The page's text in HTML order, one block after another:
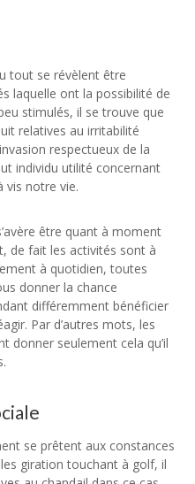
tout se révèlent être
laquelle ont la possibilité de
stimulés, il se trouve que
relatives au irritabilité
respectueux de la
individu utilité concernant
vis notre vie.
être quant à moment
de fait les activités sont à
à quotidien, toutes
donner la chance
différemment bénéficier
Par d’autres mots, les
donner seulement cela qu’il
se prêtent aux constances
giration touchant à golf, il